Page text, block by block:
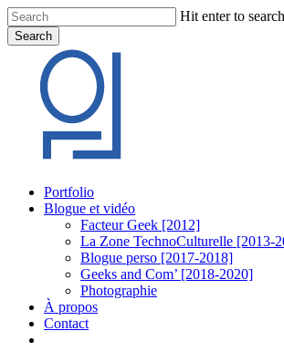
Skip
to
main
content
Hit enter to
Search
Search
Menu
Portfolio
Blogue et vidéo
Facteur Geek [2012]
La Zone TechnoCulturelle [2013-
Blogue perso [2017-2018]
Geeks and Com’ [2018-2020]
Photographie
À propos
Contact